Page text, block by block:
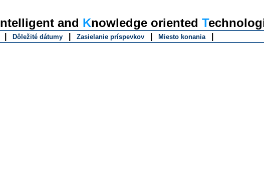
ntelligent and Knowledge oriented T
Dôležité dátumy Zasielanie príspevkov Miesto konania